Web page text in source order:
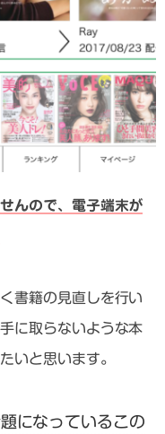
んので、電子端末が
書籍の見直しを行い
に取らないような本
いと思います。
になっているこの